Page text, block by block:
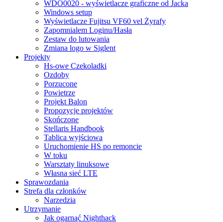
WDO0020 - wyświetlacze graficzne od Jacka
Windows setup
Wyświetlacze Fujitsu VF60 vel Żyrafy
Zapomnialem Loginu/Hasła
Zestaw do lutowania
Zmiana logo w Siglent
Projekty
Hs-owe Czekoladki
Ozdoby
Porzucone
Powietrze
Projekt Balon
Propozycje projektów
Skończone
Stellaris Handbook
Tablica wyjściowa
Uruchomienie HS po remoncie
W toku
Warsztaty linuksowe
Własna sieć LTE
Sprawozdania
Strefa dla członków
Narzedzia
Utrzymanie
Jak ogarnąć Nighthack